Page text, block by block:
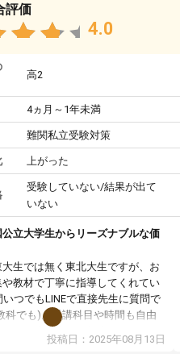
評価
4.0
高2
4ヵ月～1年未満
難関私立受験対策
上がった
受験していない/結果が出て
いない
立大学生からリーズナブルな価
生では無く東北大生ですが、お
教材で丁寧に指導してくれてい
いつでもLINEで直接先生に質問で
科でも)。受講科目や時間も自由
で、個人に合った勉強ができると
リキュラム相談みたいなのがあり
投稿日：2025年08月13日